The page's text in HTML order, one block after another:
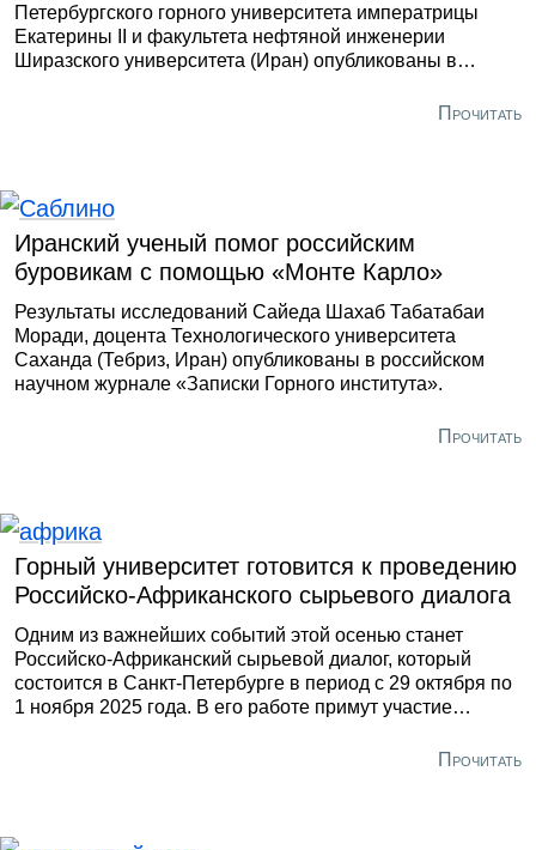
Петербургского горного университета императрицы
Екатерины II и факультета нефтяной инженерии
Ширазского университета (Иран) опубликованы в
Прочитать
Иранский ученый помог российским
буровикам с помощью «Монте Карло»
Результаты исследований Сайеда Шахаб Табатабаи
Моради, доцента Технологического университета
Саханда (Тебриз, Иран) опубликованы в российском
научном журнале «Записки Горного института».
Прочитать
Горный университет готовится к проведению
Российско-Африканского сырьевого диалога
Одним из важнейших событий этой осенью станет
Российско-Африканский сырьевой диалог, который
состоится в Санкт-Петербурге в период с 29 октября по
1 ноября 2025 года. В его работе примут участие
образовательного сообщества и бизнеса со стороны РФ
Прочитать